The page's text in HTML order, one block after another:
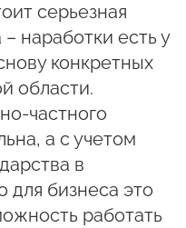
серьезная
наработки есть у
конкретных
области.
частного
а с учетом
в
для бизнеса это
работать